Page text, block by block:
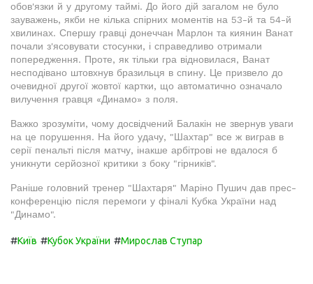
обов'язки й у другому таймі. До його дій загалом не було
зауважень, якби не кілька спірних моментів на 53-й та 54-й
хвилинах. Спершу гравці донеччан Марлон та киянин Ванат
почали з'ясовувати стосунки, і справедливо отримали
попередження. Проте, як тільки гра відновилася, Ванат
несподівано штовхнув бразильця в спину. Це призвело до
очевидної другої жовтої картки, що автоматично означало
вилучення гравця «Динамо» з поля.
Важко зрозуміти, чому досвідчений Балакін не звернув уваги
на це порушення. На його удачу, "Шахтар" все ж виграв в
серії пенальті після матчу, інакше арбітрові не вдалося б
уникнути серйозної критики з боку "гірників".
Раніше головний тренер "Шахтаря" Маріно Пушич дав прес-
конференцію після перемоги у фіналі Кубка України над
"Динамо".
#Київ #Кубок України #Мирослав Ступар